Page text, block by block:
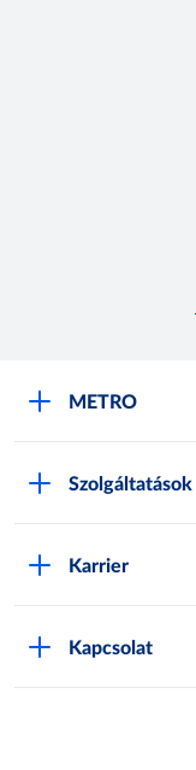
METRO
Szolgáltatások
Karrier
Kapcsolat